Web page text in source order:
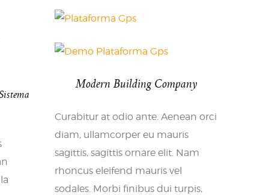
Modern Building Company
Curabitur at odio ante. Aenean orci
diam, ullamcorper eu mauris
sagittis, sagittis ornare elit. Nam
rhoncus eleifend mauris vel
sodales. Morbi finibus dui turpis,